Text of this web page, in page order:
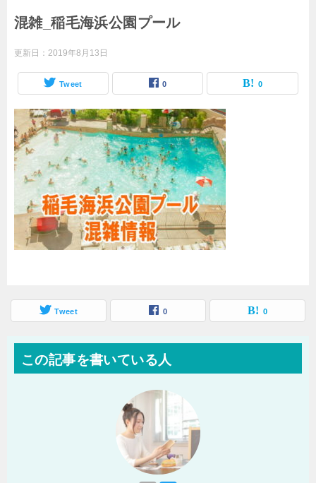
混雑_稲毛海浜公園プール
更新日： 2019年8月13日
Tweet 0 0
Tweet 0 0
この記事を書いている人